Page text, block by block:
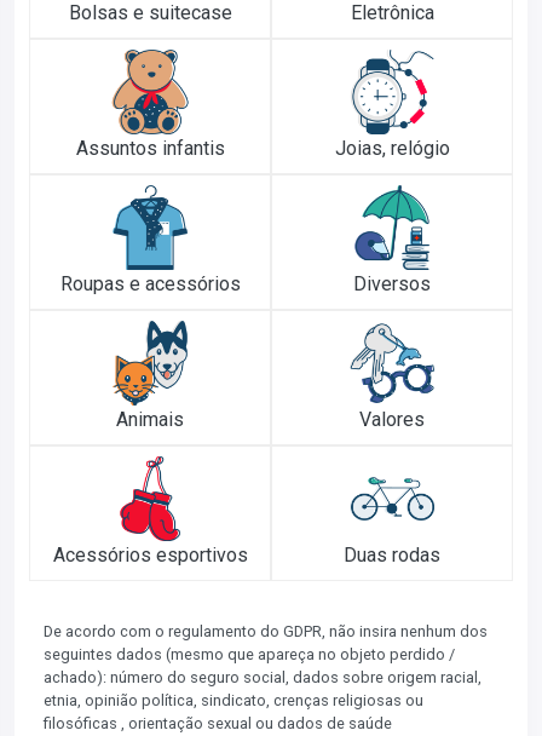
Bolsas e suitecase Eletrônica
Assuntos infantis Joias, relógio
Roupas e acessórios Diversos
Animais Valores
Acessórios esportivos Duas rodas
De acordo com o regulamento do GDPR, não insira nenhum dos
seguintes dados (mesmo que apareça no objeto perdido /
achado): número do seguro social, dados sobre origem racial,
etnia, opinião política, sindicato, crenças religiosas ou
filosóficas , orientação sexual ou dados de saúde